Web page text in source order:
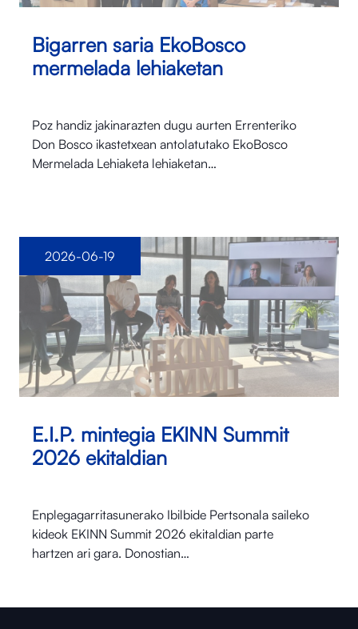
Bigarren saria EkoBosco
mermelada lehiaketan
Poz handiz jakinarazten dugu aurten Errenteriko
Don Bosco ikastetxean antolatutako EkoBosco
Mermelada Lehiaketa lehiaketan…
E.I.P. mintegia EKINN Summit
2026 ekitaldian
Enplegagarritasunerako Ibilbide Pertsonala saileko
kideok EKINN Summit 2026 ekitaldian parte
hartzen ari gara. Donostian…
2026-06-19